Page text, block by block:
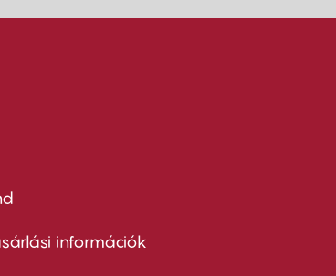
információk